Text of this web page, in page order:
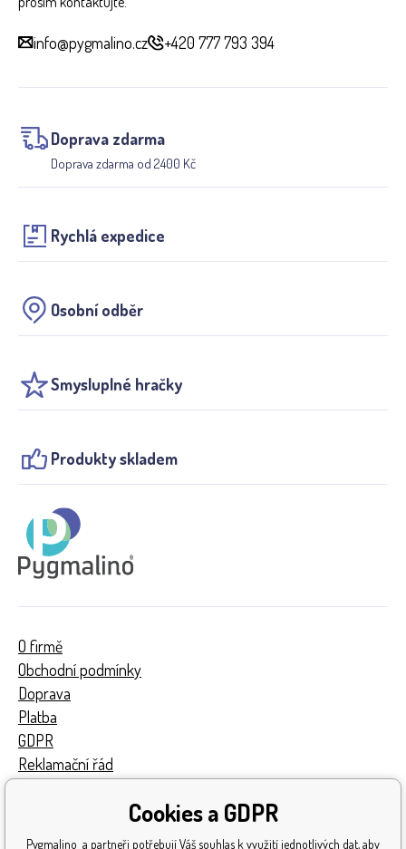
info@pygmalino.cz +420 777 793 394
Doprava zdarma
Doprava zdarma od 2400 Kč
Rychlá expedice
Osobní odběr
Smysluplné hračky
Produkty skladem
O firmě
Obchodní podmínky
Doprava
Platba
GDPR
Reklamační řád
Získaná ocenění
Cookies a GDPR
Pygmalino a partneři potřebují Váš souhlas k využití jednotlivých dat, aby